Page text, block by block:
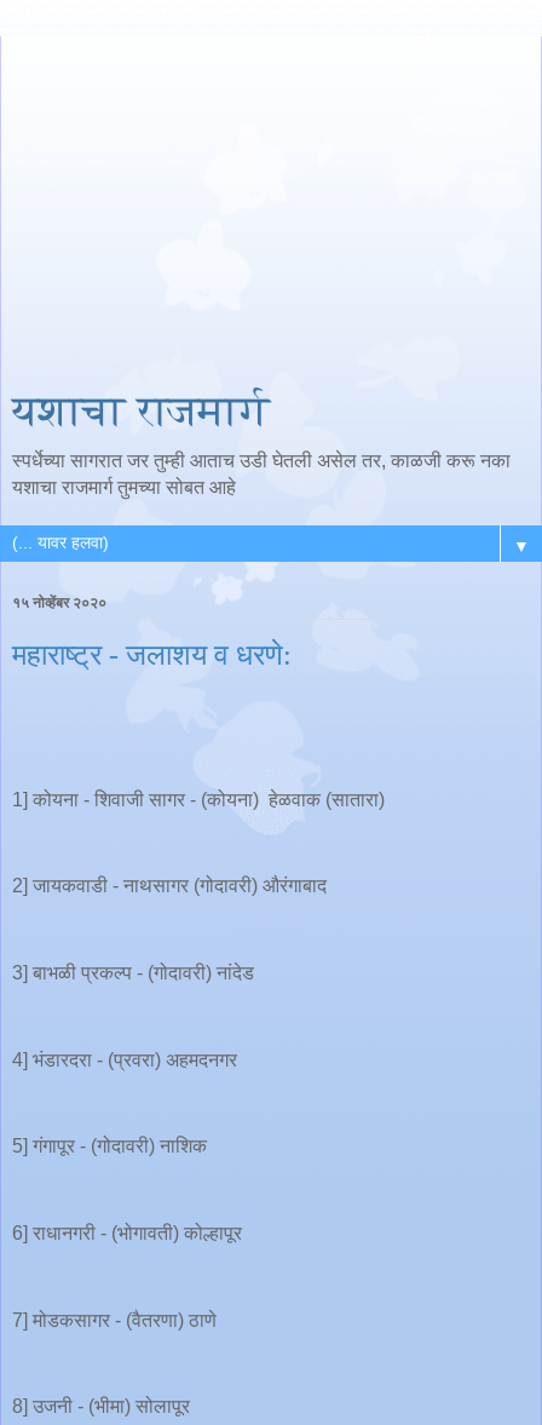
यशाचा राजमार्ग
स्पर्धेच्या सागरात जर तुम्ही आताच उडी घेतली असेल तर, काळजी करू नका
यशाचा राजमार्ग तुमच्या सोबत आहे
▼
१५ नोव्हेंबर २०२०
महाराष्ट्र - जलाशय व धरणे:
1] कोयना - शिवाजी सागर - (कोयना) हेळवाक (सातारा)
2] जायकवाडी - नाथसागर (गोदावरी) औरंगाबाद
3] बाभळी प्रकल्प - (गोदावरी) नांदेड
4] भंडारदरा - (प्रवरा) अहमदनगर
5] गंगापूर - (गोदावरी) नाशिक
6] राधानगरी - (भोगावती) कोल्हापूर
7] मोडकसागर - (वैतरणा) ठाणे
8] उजनी - (भीमा) सोलापूर